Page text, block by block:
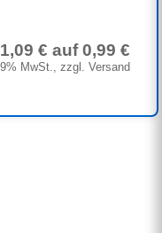
€ auf 0,99 €
MwSt., zzgl. Versand